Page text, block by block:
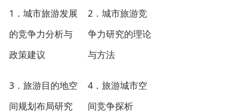
1 ． 城市旅游发展
的竞争力分析与
政策建议
2 ．城市旅游竞
争力研究的理论
与方法
3 ．旅游目的地空
间规划布局研究
4 ．旅游城市空
间竞争探析